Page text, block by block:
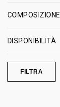
COMPOSIZIONE
DISPONIBILITÀ
FILTRA